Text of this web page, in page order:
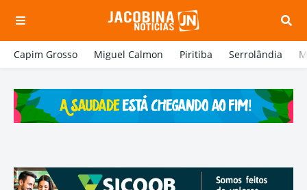
Capim Grosso Miguel Calmon Piritiba Serrolândia